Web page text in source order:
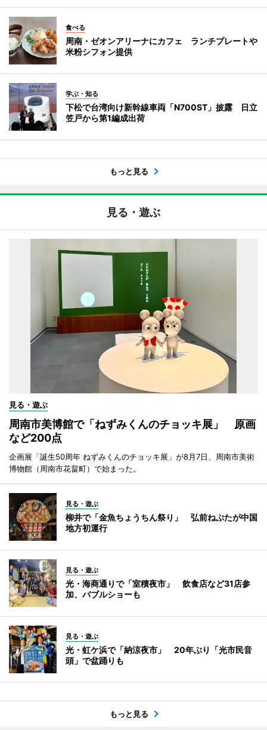
食べる
周南・ゼオンアリーナにカフェ ランチプレートや
米粉シフォン提供
学ぶ・知る
下松で台湾向け新幹線車両「N700ST」披露 日立
笠戸から第1編成出荷
もっと見る
見る・遊ぶ
見る・遊ぶ
周南市美博館で「ねずみくんのチョッキ展」 原画
など200点
企画展「誕生50周年 ねずみくんのチョッキ展」が8月7日、周南市美術
博物館（周南市花畠町）で始まった。
見る・遊ぶ
柳井で「金魚ちょうちん祭り」 弘前ねぷたが中国
地方初運行
見る・遊ぶ
光・海商通りで「室積夜市」 飲食店など31店参
加、バブルショーも
見る・遊ぶ
光・虹ケ浜で「納涼夜市」 20年ぶり「光市民音
頭」で盆踊りも
もっと見る